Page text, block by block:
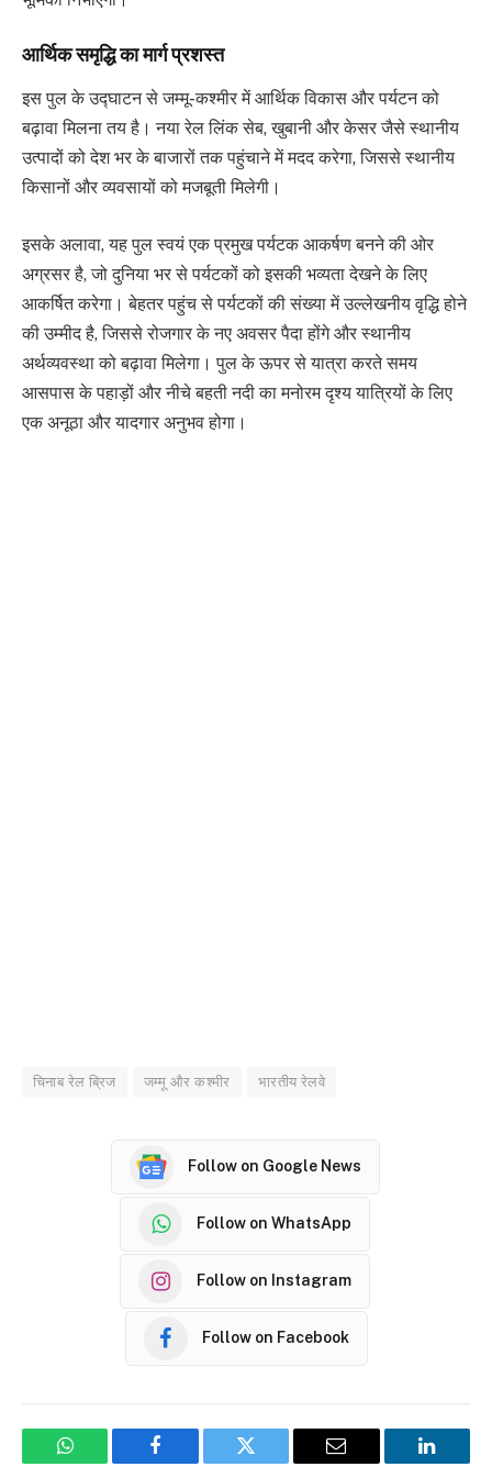
आर्थिक समृद्धि का मार्ग प्रशस्त
इस पुल के उद्घाटन से जम्मू-कश्मीर में आर्थिक विकास और पर्यटन को
बढ़ावा मिलना तय है। नया रेल लिंक सेब, खुबानी और केसर जैसे स्थानीय
उत्पादों को देश भर के बाजारों तक पहुंचाने में मदद करेगा, जिससे स्थानीय
किसानों और व्यवसायों को मजबूती मिलेगी।
इसके अलावा, यह पुल स्वयं एक प्रमुख पर्यटक आकर्षण बनने की ओर
अग्रसर है, जो दुनिया भर से पर्यटकों को इसकी भव्यता देखने के लिए
आकर्षित करेगा। बेहतर पहुंच से पर्यटकों की संख्या में उल्लेखनीय वृद्धि होने
की उम्मीद है, जिससे रोजगार के नए अवसर पैदा होंगे और स्थानीय
अर्थव्यवस्था को बढ़ावा मिलेगा। पुल के ऊपर से यात्रा करते समय
आसपास के पहाड़ों और नीचे बहती नदी का मनोरम दृश्य यात्रियों के लिए
एक अनूठा और यादगार अनुभव होगा।
चिनाब रेल ब्रिज जम्मू और कश्मीर भारतीय रेलवे
Follow on Google News
Follow on WhatsApp
Follow on Instagram
Follow on Facebook
WhatsApp Facebook Twitter Email